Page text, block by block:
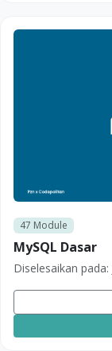
47 Module
MySQL Dasar
Diselesaikan pada: